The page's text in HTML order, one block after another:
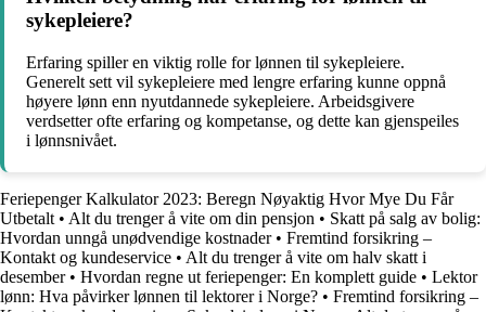
sykepleiere?
Erfaring spiller en viktig rolle for lønnen til sykepleiere.
Generelt sett vil sykepleiere med lengre erfaring kunne oppnå
høyere lønn enn nyutdannede sykepleiere. Arbeidsgivere
verdsetter ofte erfaring og kompetanse, og dette kan gjenspeiles
i lønnsnivået.
Feriepenger Kalkulator 2023: Beregn Nøyaktig Hvor Mye Du Får
Utbetalt • Alt du trenger å vite om din pensjon • Skatt på salg av bolig:
Hvordan unngå unødvendige kostnader• Fremtind forsikring –
Kontakt og kundeservice • Alt du trenger å vite om halv skatt i
desember• Hvordan regne ut feriepenger: En komplett guide • Lektor
lønn: Hva påvirker lønnen til lektorer i Norge? • Fremtind forsikring –